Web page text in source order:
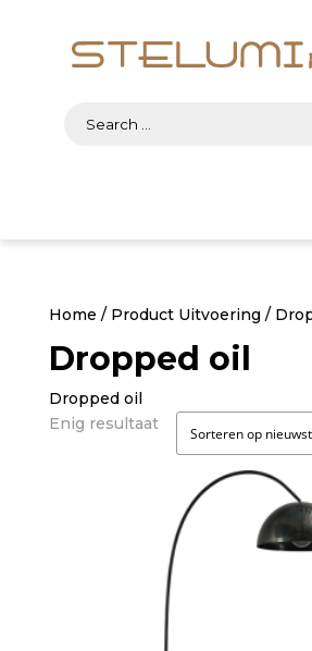
Home / Product Uitvoering /
Dropped oil
Dropped oil
Enig resultaat